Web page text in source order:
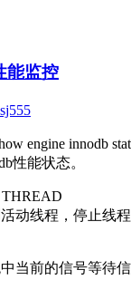
能监控
engine innodb
性能状态。
动线程，停止线
当前的信号等待